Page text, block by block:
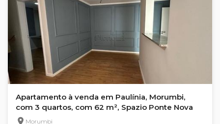
Apartamento à venda em Paulínia, Morumbi,
com 3 quartos, com 62 m², Spazio Ponte Nova
Morumbi